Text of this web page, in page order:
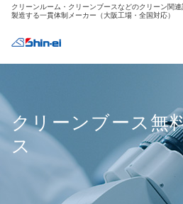
クリーンルーム・クリーンブースなどのクリーン関
製造する一貫体制メーカー（大阪工場・全国対応）
クリーンブース無
ス